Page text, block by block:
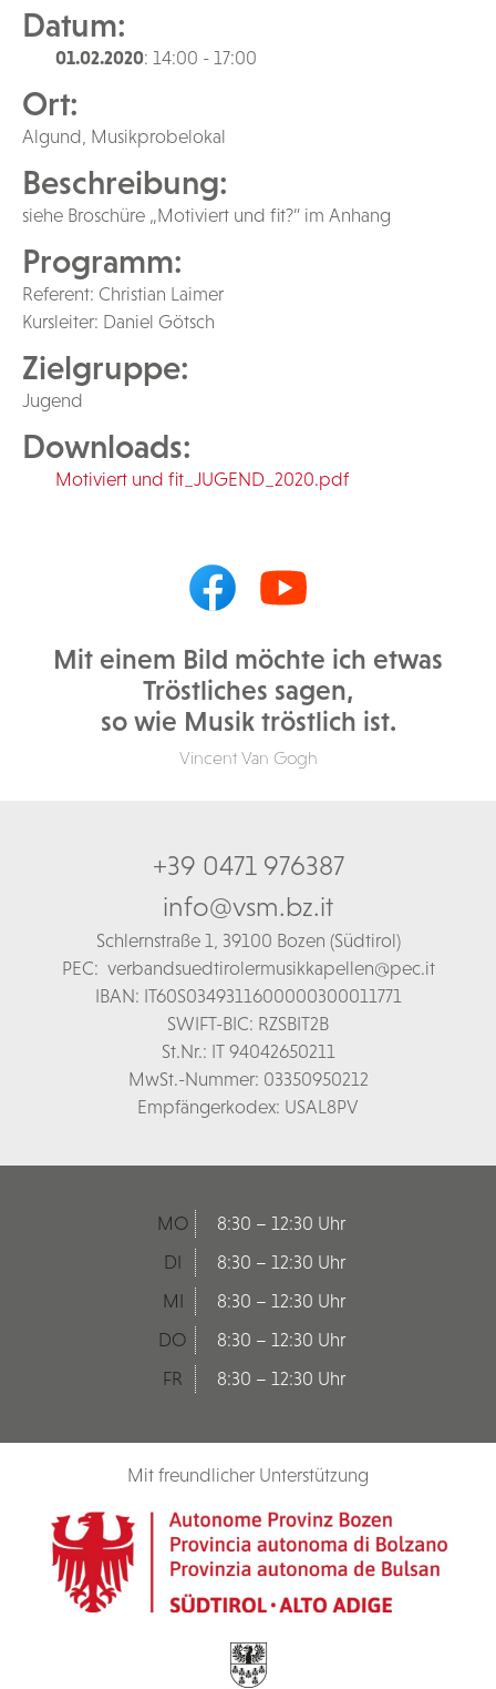
Datum:
01.02.2020: 14:00 - 17:00
Ort:
Algund, Musikprobelokal
Beschreibung:
siehe Broschüre „Motiviert und fit?“ im Anhang
Programm:
Referent: Christian Laimer
Kursleiter: Daniel Götsch
Zielgruppe:
Jugend
Downloads:
Motiviert und fit_JUGEND_2020.pdf
Mit einem Bild möchte ich etwas
Tröstliches sagen,
so wie Musik tröstlich ist.
Vincent Van Gogh
+39 0471 976387
info@vsm.bz.it
Schlernstraße 1, 39100 Bozen (Südtirol)
PEC: verbandsuedtirolermusikkapellen@pec.it
IBAN: IT60S0349311600000300011771
SWIFT-BIC: RZSBIT2B
St.Nr.: IT 94042650211
MwSt.-Nummer: 03350950212
Empfängerkodex: USAL8PV
MO
8:30 – 12:30 Uhr
DI
8:30 – 12:30 Uhr
MI
8:30 – 12:30 Uhr
DO
8:30 – 12:30 Uhr
FR
8:30 – 12:30 Uhr
Mit freundlicher Unterstützung